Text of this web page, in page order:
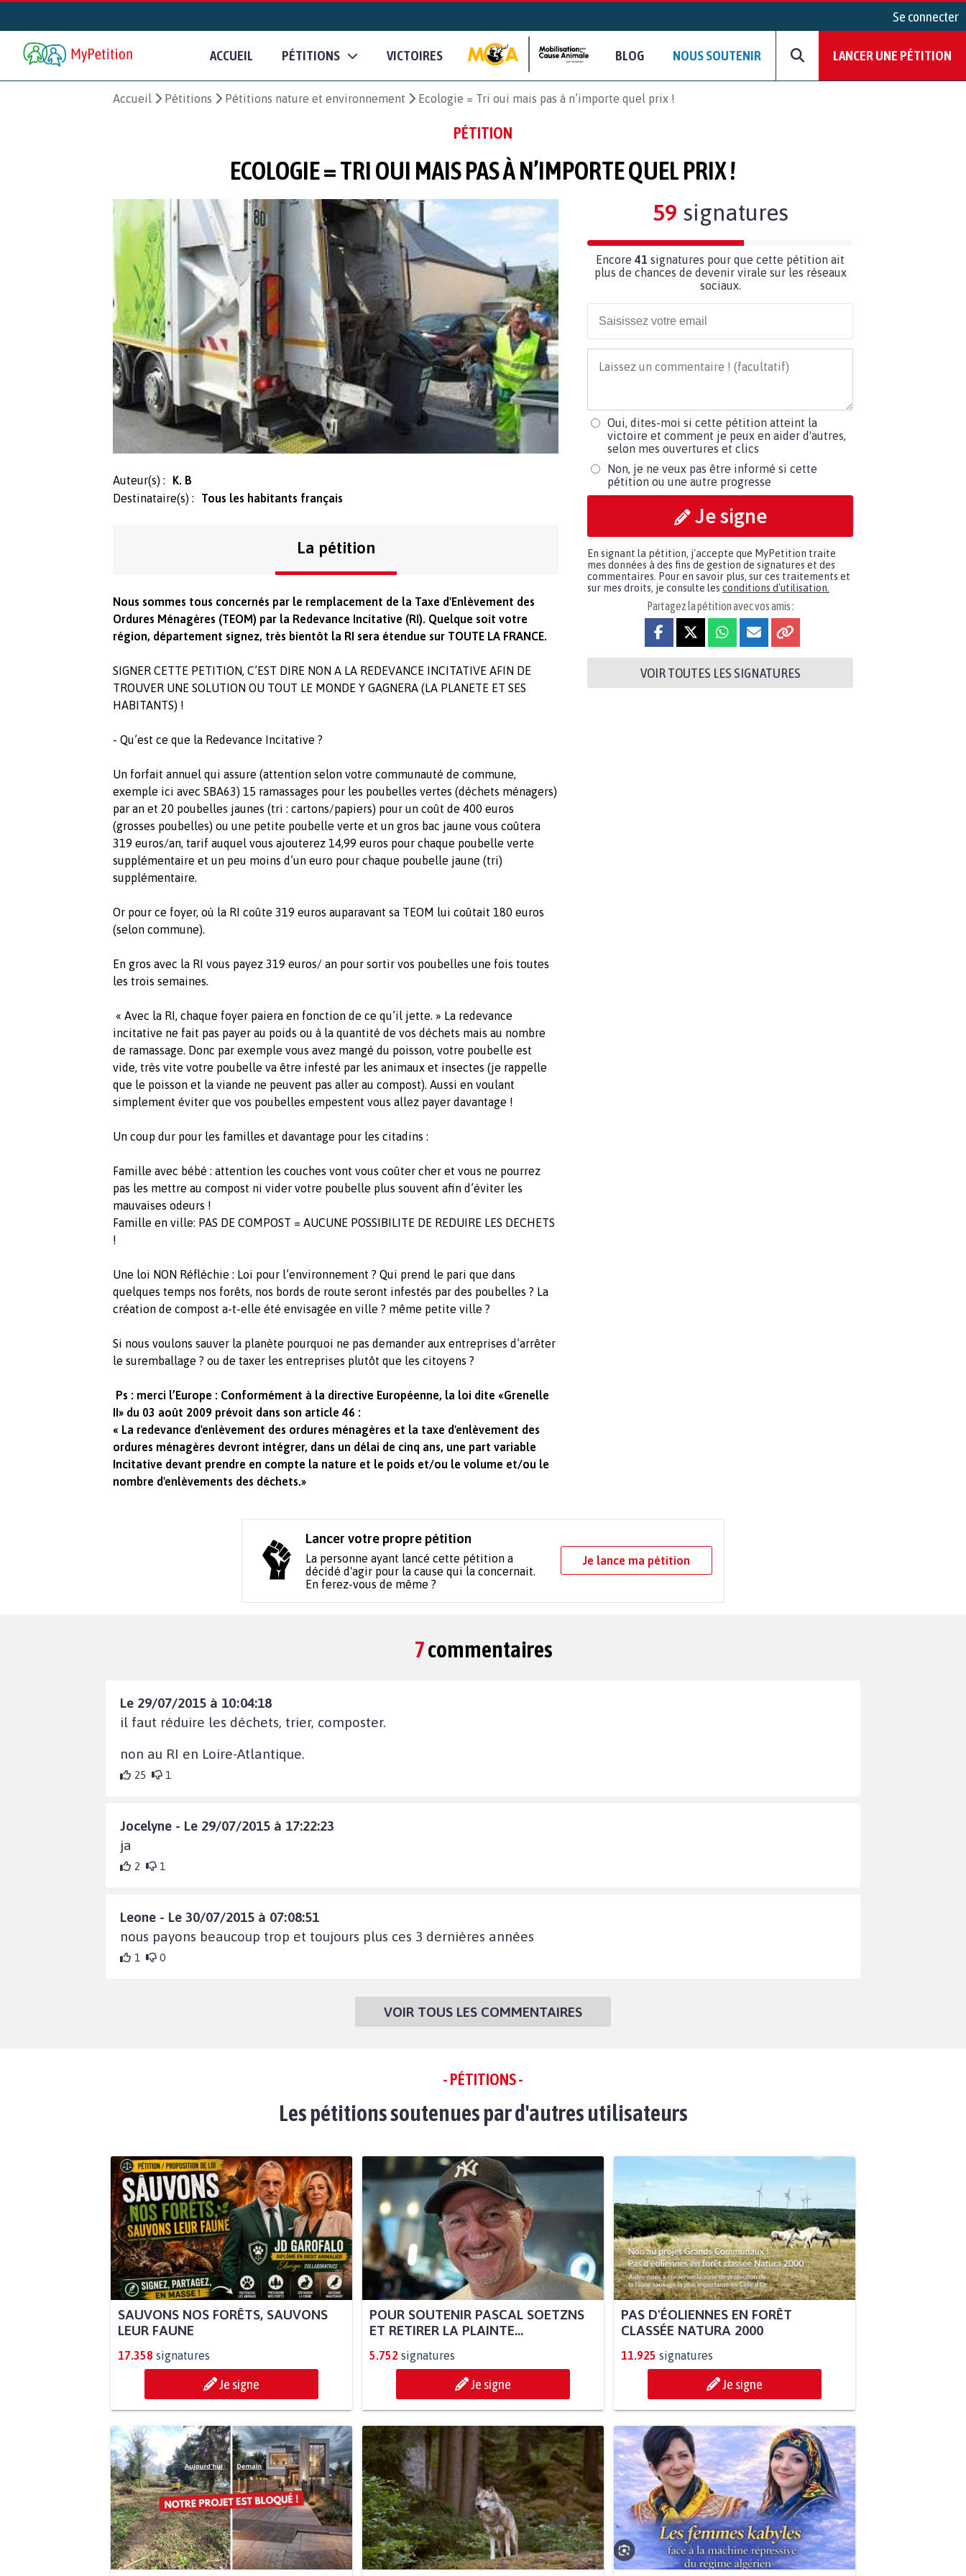
Se connecter
ACCUEIL PÉTITIONS VICTOIRES BLOG NOUS SOUTENIR LANCER UNE PÉTITION
Accueil Pétitions Pétitions nature et environnement Ecologie = Tri oui mais pas à n’importe quel prix !
PÉTITION
ECOLOGIE = TRI OUI MAIS PAS À N’IMPORTE QUEL PRIX !
Auteur(s) :
K. B
Destinataire(s) :
Tous les habitants français
La pétition
Nous sommes tous concernés par le remplacement de la Taxe d'Enlèvement des
Ordures Ménagères (TEOM) par la Redevance Incitative (RI). Quelque soit votre
région, département signez, très bientôt la RI sera étendue sur TOUTE LA FRANCE.
SIGNER CETTE PETITION, C’EST DIRE NON A LA REDEVANCE INCITATIVE AFIN DE
TROUVER UNE SOLUTION OU TOUT LE MONDE Y GAGNERA (LA PLANETE ET SES
HABITANTS) !
- Qu’est ce que la Redevance Incitative ?
Un forfait annuel qui assure (attention selon votre communauté de commune,
exemple ici avec SBA63) 15 ramassages pour les poubelles vertes (déchets ménagers)
par an et 20 poubelles jaunes (tri : cartons/papiers) pour un coût de 400 euros
(grosses poubelles) ou une petite poubelle verte et un gros bac jaune vous coûtera
319 euros/an, tarif auquel vous ajouterez 14,99 euros pour chaque poubelle verte
supplémentaire et un peu moins d’un euro pour chaque poubelle jaune (tri)
supplémentaire.
Or pour ce foyer, où la RI coûte 319 euros auparavant sa TEOM lui coûtait 180 euros
(selon commune).
En gros avec la RI vous payez 319 euros/ an pour sortir vos poubelles une fois toutes
les trois semaines.
« Avec la RI, chaque foyer paiera en fonction de ce qu’il jette. » La redevance
incitative ne fait pas payer au poids ou à la quantité de vos déchets mais au nombre
de ramassage. Donc par exemple vous avez mangé du poisson, votre poubelle est
vide, très vite votre poubelle va être infesté par les animaux et insectes (je rappelle
que le poisson et la viande ne peuvent pas aller au compost). Aussi en voulant
simplement éviter que vos poubelles empestent vous allez payer davantage !
Un coup dur pour les familles et davantage pour les citadins :
Famille avec bébé : attention les couches vont vous coûter cher et vous ne pourrez
pas les mettre au compost ni vider votre poubelle plus souvent afin d’éviter les
mauvaises odeurs !
Famille en ville: PAS DE COMPOST = AUCUNE POSSIBILITE DE REDUIRE LES DECHETS
!
Une loi NON Réfléchie : Loi pour l’environnement ? Qui prend le pari que dans
quelques temps nos forêts, nos bords de route seront infestés par des poubelles ? La
création de compost a-t-elle été envisagée en ville ? même petite ville ?
Si nous voulons sauver la planète pourquoi ne pas demander aux entreprises d’arrêter
le suremballage ? ou de taxer les entreprises plutôt que les citoyens ?
Ps : merci l’Europe : Conformément à la directive Européenne, la loi dite «Grenelle
II» du 03 août 2009 prévoit dans son article 46 :
« La redevance d'enlèvement des ordures ménagères et la taxe d'enlèvement des
ordures ménagères devront intégrer, dans un délai de cinq ans, une part variable
Incitative devant prendre en compte la nature et le poids et/ou le volume et/ou le
nombre d'enlèvements des déchets.»
59 signatures
Encore 41 signatures pour que cette pétition ait
plus de chances de devenir virale sur les réseaux
sociaux.
Oui, dites-moi si cette pétition atteint la
victoire et comment je peux en aider d'autres,
selon mes ouvertures et clics
Non, je ne veux pas être informé si cette
pétition ou une autre progresse
Je signe
En signant la pétition, j'accepte que MyPetition traite
mes données à des fins de gestion de signatures et des
commentaires. Pour en savoir plus, sur ces traitements et
sur mes droits, je consulte les conditions d'utilisation.
Partagez la pétition avec vos amis :
VOIR TOUTES LES SIGNATURES
Lancer votre propre pétition
La personne ayant lancé cette pétition a
décidé d'agir pour la cause qui la concernait.
En ferez-vous de même ?
Je lance ma pétition
7commentaires
Le 29/07/2015 à 10:04:18
il faut réduire les déchets, trier, composter.
non au RI en Loire-Atlantique.
25 1
Jocelyne - Le 29/07/2015 à 17:22:23
ja
2 1
Leone - Le 30/07/2015 à 07:08:51
nous payons beaucoup trop et toujours plus ces 3 dernières années
1 0
VOIR TOUS LES COMMENTAIRES
- PÉTITIONS -
Les pétitions soutenues par d'autres utilisateurs
SAUVONS NOS FORÊTS, SAUVONS
LEUR FAUNE
17.358 signatures
Je signe
POUR SOUTENIR PASCAL SOETZNS
ET RETIRER LA PLAINTE...
5.752 signatures
Je signe
PAS D'ÉOLIENNES EN FORÊT
CLASSÉE NATURA 2000
11.925 signatures
Je signe